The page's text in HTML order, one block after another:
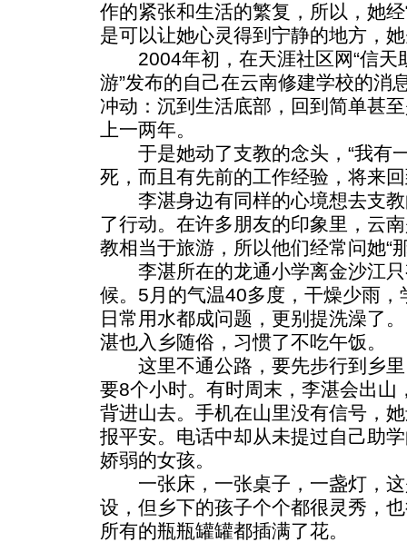
作的紧张和生活的繁复，所以，她
是可以让她心灵得到宁静的地方，
2004年初，在天涯社区网“信天
游”发布的自己在云南修建学校的消
冲动：沉到生活底部，回到简单甚
上一两年。
于是她动了支教的念头，“我有
死，而且有先前的工作经验，将来
李湛身边有同样的心境想去支教
了行动。在许多朋友的印象里，云
教相当于旅游，所以他们经常问她“
李湛所在的龙通小学离金沙江只
候。5月的气温40多度，干燥少雨
日常用水都成问题，更别提洗澡了
湛也入乡随俗，习惯了不吃午饭。
这里不通公路，要先步行到乡里
要8个小时。有时周末，李湛会出山
背进山去。手机在山里没有信号，
报平安。电话中却从未提过自己助
娇弱的女孩。
一张床，一张桌子，一盏灯，这
设，但乡下的孩子个个都很灵秀，
所有的瓶瓶罐罐都插满了花。